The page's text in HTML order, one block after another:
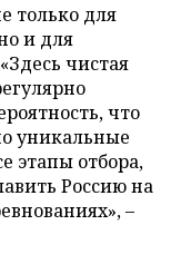
только для
и для
чистая
что
уникальные
этапы отбора,
Россию на
–